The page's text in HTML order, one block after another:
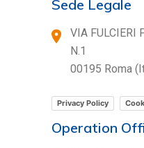
Sede Legale
VIA FULCIERI
N.1
00195 Roma
Privacy Policy
Operation